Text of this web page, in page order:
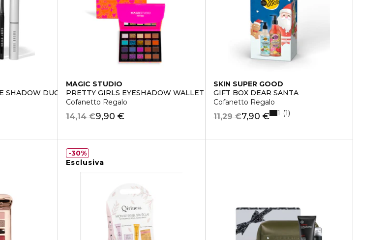
SHADOW DUO SET
MAGIC STUDIO
PRETTY GIRLS EYESHADOW WALLET
Cofanetto Regalo
9,90 €
14,14 €
SKIN SUPER GOOD
GIFT BOX DEAR SANTA
Cofanetto Regalo
7,90 €
11,29 € 1 1
Esclusiva
30%